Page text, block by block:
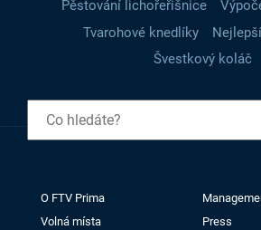
Pěstování lichořeřišnice
Tvarohové knedlíky
Švestkový koláč
O FTV Prima
Volná místa
Press